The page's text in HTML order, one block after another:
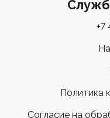
+7
Политика
Согласие на